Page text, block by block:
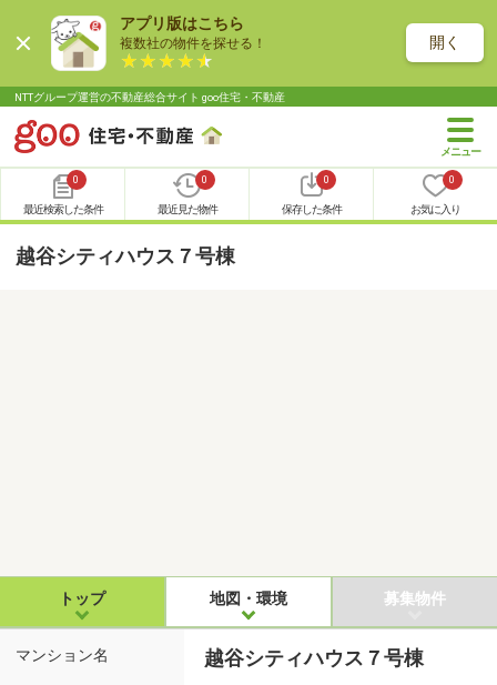
アプリ版はこちら
複数社の物件を探せる！ 開く
NTTグループ運営の不動産総合サイト goo住宅・不動産
0
最近検索した条件
0
最近見た物件
0
保存した条件
0
お気に入り
越谷シティハウス７号棟
トップ 地図・環境 募集物件
マンション名 越谷シティハウス７号棟